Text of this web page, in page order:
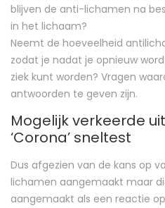
blijven de anti-lichamen na
in het lichaam?
Neemt de hoeveelheid
zodat je nadat je opnieuw
ziek kunt worden? Vragen
antwoorden te geven zijn.
Mogelijk verkeerde
‘Corona’ sneltest
Dus afgezien van de kans op
lichamen aangemaakt maar
aangemaakt als een reactie